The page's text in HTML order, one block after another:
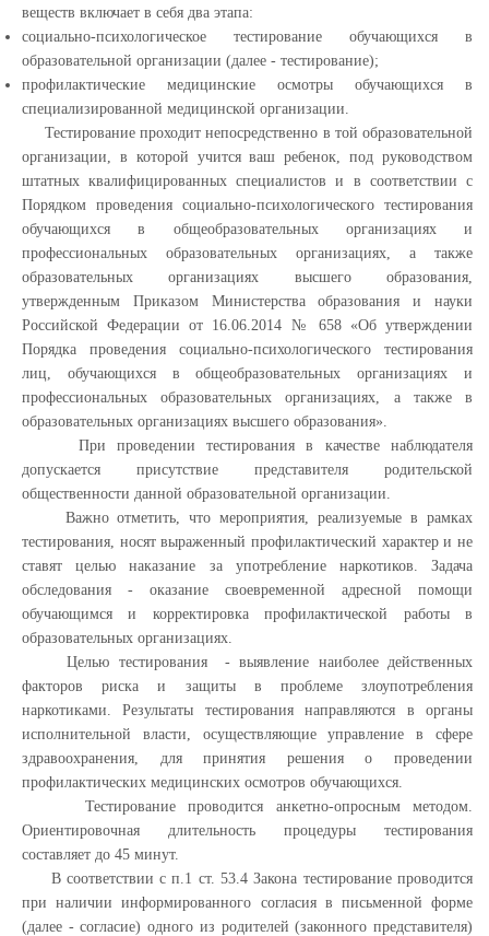
веществ включает в себя два этапа:
социально-психологическое тестирование обучающихся в
образовательной организации (далее - тестирование);
профилактические медицинские осмотры обучающихся в
специализированной медицинской организации.
Тестирование проходит непосредственно в той образовательной
организации, в которой учится ваш ребенок, под руководством
штатных квалифицированных специалистов и в соответствии с
Порядком проведения социально-психологического тестирования
обучающихся в общеобразовательных организациях и
профессиональных образовательных организациях, а также
образовательных организациях высшего образования,
утвержденным Приказом Министерства образования и науки
Российской Федерации от 16.06.2014 № 658 «Об утверждении
Порядка проведения социально-психологического тестирования
лиц, обучающихся в общеобразовательных организациях и
профессиональных образовательных организациях, а также в
образовательных организациях высшего образования».
При проведении тестирования в качестве наблюдателя
допускается присутствие представителя родительской
общественности данной образовательной организации.
Важно отметить, что мероприятия, реализуемые в рамках
тестирования, носят выраженный профилактический характер и не
ставят целью наказание за употребление наркотиков. Задача
обследования - оказание своевременной адресной помощи
обучающимся и корректировка профилактической работы в
образовательных организациях.
Целью тестирования - выявление наиболее действенных
факторов риска и защиты в проблеме злоупотребления
наркотиками. Результаты тестирования направляются в органы
исполнительной власти, осуществляющие управление в сфере
здравоохранения, для принятия решения о проведении
профилактических медицинских осмотров обучающихся.
Тестирование проводится анкетно-опросным методом.
Ориентировочная длительность процедуры тестирования
составляет до 45 минут.
В соответствии с п.1 ст. 53.4 Закона тестирование проводится
при наличии информированного согласия в письменной форме
(далее - согласие) одного из родителей (законного представителя)